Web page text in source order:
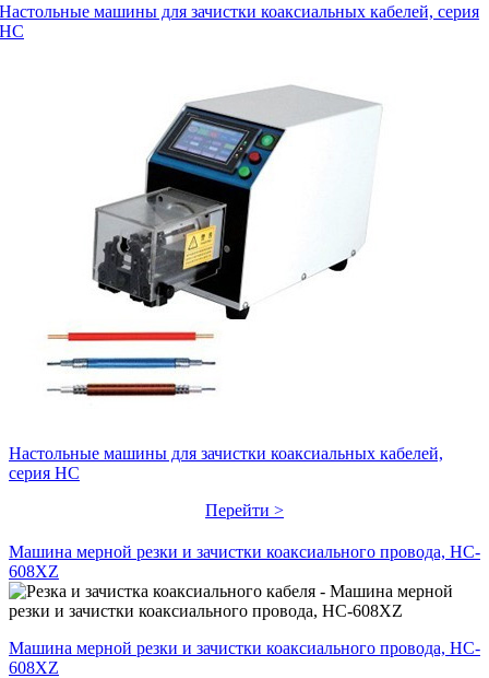
Настольные машины для зачистки коаксиальных кабелей, серия
HC
Настольные машины для зачистки коаксиальных кабелей,
серия HC
Перейти >
Машина мерной резки и зачистки коаксиального провода, HC-
608XZ
Машина мерной резки и зачистки коаксиального провода, HC-
608XZ